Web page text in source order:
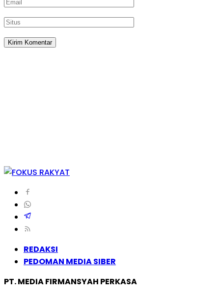
REDAKSI
PEDOMAN MEDIA SIBER
PT. MEDIA FIRMANSYAH PERKASA